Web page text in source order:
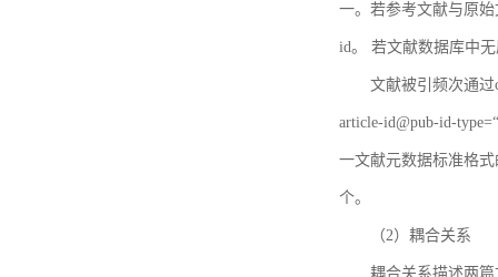
一。若参考文献与原
id。 若文献数据库中
文献被引频次通
article-id@pub-id-
一文献元数据标准格
个。
（2）耦合关系
耦合关系描述两